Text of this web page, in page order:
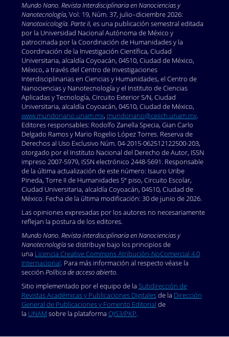
Mundo Nano. Revista Interdisciplinaria en Nanociencias y
Nanotecnología, Vol. 19, Núm. 37, julio–diciembre 2026:
Nanotoxicología. Parte II, es una publicación semestral editada
por la Universidad Nacional Autónoma de México y
patrocinada por la Coordinación de Humanidades y la
Coordinación de la Investigación Científica, Ciudad
Universitaria, alcaldía Coyoacán, 04510, Ciudad de México,
México, a través del Centro de Investigaciones
Interdisciplinarias en Ciencias y Humanidades, el Centro de
Nanociencias y Nanotecnología y el Instituto de Ciencias
Aplicadas y Tecnología, Circuito Exterior S/N, Ciudad
Universitaria, alcaldía Coyoacán, 04510, Ciudad de México,
www.mundonano.unam.mx, mundonano@ceiich.unam.mx.
Editores responsables: Rodolfo Zanella Specia, Gian Carlo
Delgado Ramos y Mario Rogelio López Torres. Reserva de
Derechos al Uso Exclusivo Núm. 04-2015-062512122500-203,
otorgado por el Instituto Nacional del Derecho de Autor, ISSN
impreso 2007-5979, ISSN electrónico 2448-5691. Responsable
de la última actualización de este número: Isauro Uribe
Pineda, Torre II de Humanidades 5º piso, Circuito Escolar,
Ciudad Universitaria, alcaldía Coyoacán, 04510, Ciudad de
México. Fecha de la última modificación: 30 de junio de 2026.
Las opiniones expresadas por los autores no necesariamente
reflejan la postura de los editores.
Mundo Nano. Revista interdisciplinaria en Nanociencias y
Nanotecnologíase distribuye bajo los principios de
una Licencia Creative Commons Atribución-NoComercial 4.0
Internacional. Para más información al respecto véase la
sección Política de acceso abierto.
Sitio implementado por el equipo de la Subdirección de
Revistas Académicas y Publicaciones Digitalesde la Dirección
General de Publicaciones y Fomento Editorial de
la UNAM sobre la plataforma OJS3/PKP.